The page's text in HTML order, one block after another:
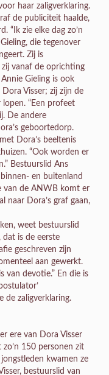
haar zaligverklaring.
de publiciteit haalde,
“Ik zie elke dag zo’n
die tegenover
Zij is
vanaf de oprichting
Gieling is ook
Visser; zij zijn de
“Een profeet
De andere
geboortedorp.
Dora’s beeltenis
“Ook worden er
Bestuurslid Ans
en buitenland
van de ANWB komt er
naar Dora’s graf gaan,
weet bestuurslid
dat is de eerste
geschreven zijn
aan gewerkt.
van devotie.” En die is
de zaligverklaring.
ere van Dora Visser
150 personen zit
kwamen ze
bestuurslid van